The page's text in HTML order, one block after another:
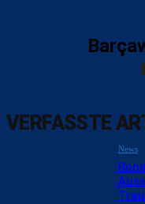
VERFASSTE
News